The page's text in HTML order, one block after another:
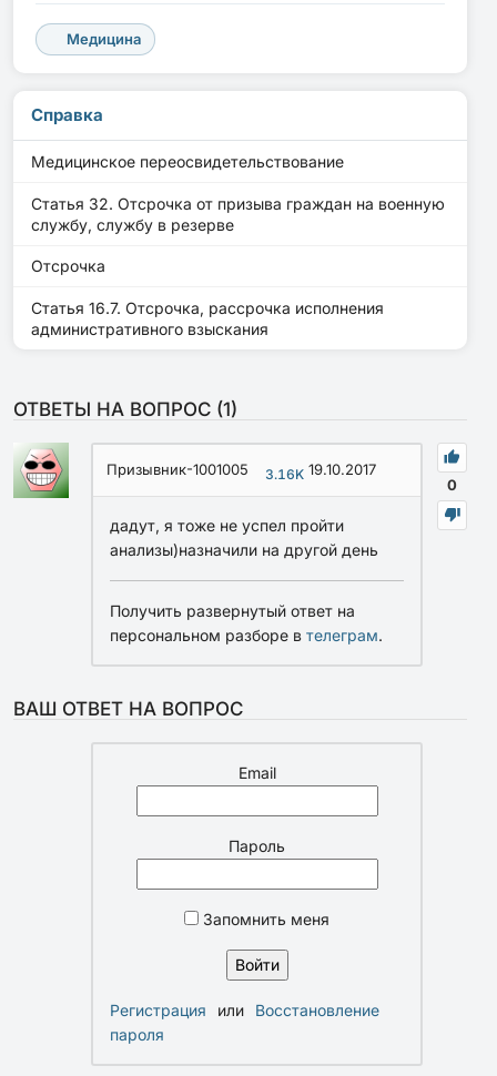
Медицина
Справка
Медицинское переосвидетельствование
Статья 32. Отсрочка от призыва граждан на военную
службу, службу в резерве
Отсрочка
Статья 16.7. Отсрочка, рассрочка исполнения
административного взыскания
ОТВЕТЫ НА ВОПРОС (1)
0
Призывник-1001005 3.16K 19.10.2017
дадут, я тоже не успел пройти
анализы)назначили на другой день
Получить развернутый ответ на
персональном разборе в телеграм.
ВАШ ОТВЕТ НА ВОПРОС
Email
Пароль
Запомнить меня
Регистрация или
Восстановление
пароля